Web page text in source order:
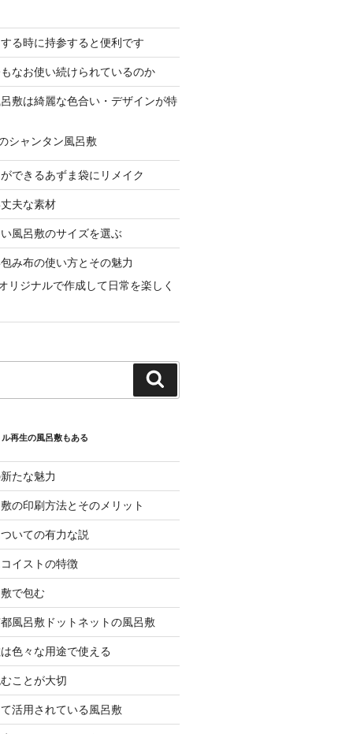
る時に持参すると便利です
なお使い続けられているのか
敷は綺麗な色合い・デザインが特
シャンタン風呂敷
できるあずま袋にリメイク
夫な素材
風呂敷のサイズを選ぶ
み布の使い方とその魅力
リジナルで作成して日常を楽しく
索
再生の風呂敷もある
たな魅力
の印刷方法とそのメリット
いての有力な説
イストの特徴
で包む
風呂敷ドットネットの風呂敷
色々な用途で使える
ことが大切
活用されている風呂敷